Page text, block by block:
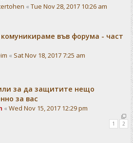
« Tue Nov 28, 2017 10:26 am
във форума - част
« Sat Nov 18, 2017 7:25 am
за да защитите нещо
за вас
« Wed Nov 15, 2017 12:29 pm
1 2